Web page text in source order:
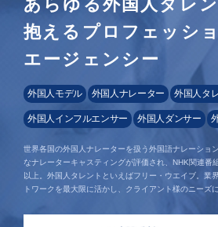
あらゆる外国人タレ
抱えるプロフェッシ
エージェンシー
外国人モデル 外国人ナレーター 外国人タ
外国人インフルエンサー 外国人ダンサー
世界各国の外国人ナレーターを扱う外国語ナレーショ
なナレーターキャスティングが評価され、NHK関連番
以上。外国人タレントといえばフリー・ウエイブ。業
トワークを最大限に活かし、クライアント様のニーズ